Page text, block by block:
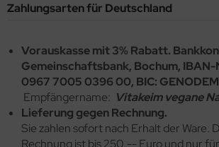
Zahlungsarten für Deutschland
Vorauskasse mit 3% Rabatt.
Gemeinschaftsbank, Bochum, IBAN-
0967 7005 0396 00, BIC:
Empfängername: Vitakeim vegane
Lieferung gegen Rechnung.
Sie zahlen sofort nach Erhalt der Ware.
Rechnung ist bis 250,-- Euro und nur